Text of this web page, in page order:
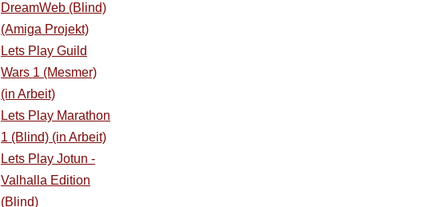
DreamWeb (Blind)
(Amiga Projekt)
Lets Play Guild
Wars 1 (Mesmer)
(in Arbeit)
Lets Play Marathon
1 (Blind) (in Arbeit)
Lets Play Jotun -
Valhalla Edition
(Blind)